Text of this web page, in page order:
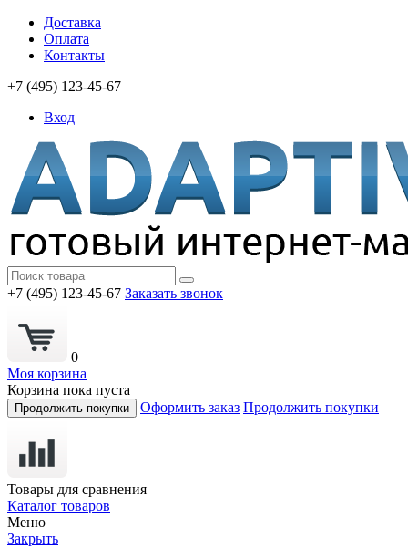
Доставка
Оплата
Контакты
+7 (495) 123-45-67
Вход
+7 (495) 123-45-67 Заказать звонок
0
Моя корзина
Корзина пока пуста
Продолжить покупки Оформить заказ Продолжить покупки
Товары для сравнения
Каталог товаров
Меню
Закрыть